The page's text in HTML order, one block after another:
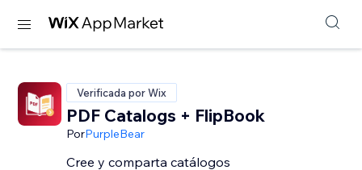
Verificada por Wix
PDF Catalogs + FlipBook
PorPurpleBear
Cree y comparta catálogos